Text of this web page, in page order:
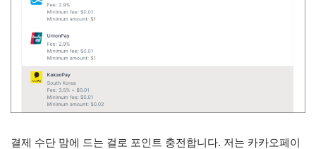
결제 수단 맘에 드는 걸로 포인트 충전합니다. 저는 카카오페이